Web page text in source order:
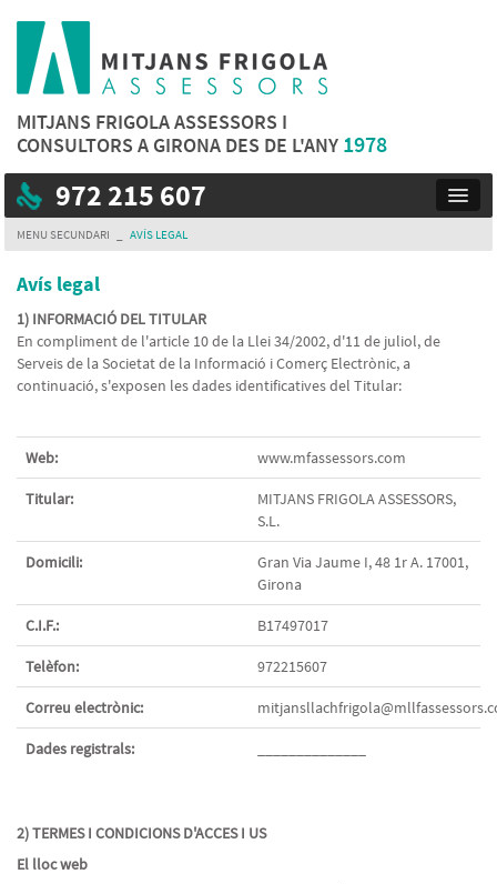
MITJANS FRIGOLA ASSESSORS I
CONSULTORS A GIRONA DES DE L'ANY 1978
972 215 607
MENU SECUNDARI AVÍS LEGAL
Avís legal
1) INFORMACIÓ DEL TITULAR
En compliment de l'article 10 de la Llei 34/2002, d'11 de juliol, de
Serveis de la Societat de la Informació i Comerç Electrònic, a
continuació, s'exposen les dades identificatives del Titular:
Web: www.mfassessors.com
Titular:
MITJANS FRIGOLA ASSESSORS,
S.L.
Domicili:
Gran Via Jaume I, 48 1r A. 17001,
Girona
C.I.F.: B17497017
Telèfon: 972215607
Correu electrònic:
Dades registrals:
2) TERMES I CONDICIONS D'ACCES I US
El lloc web